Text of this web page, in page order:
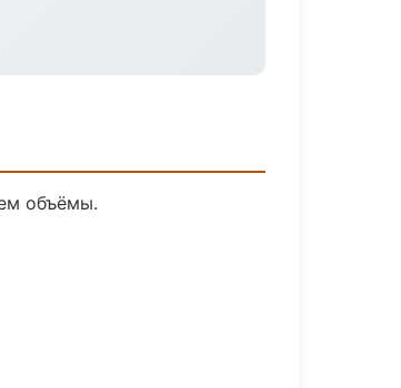
объёмы.